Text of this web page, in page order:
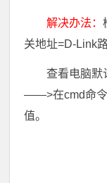
解决办法：
关地址=D-Link
查看电脑默
——>在cmd命令
值。